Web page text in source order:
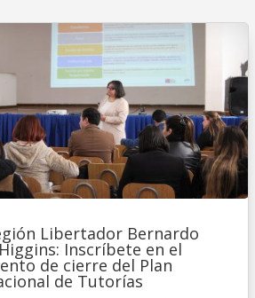
Libertador Bernardo
Inscríbete en el
de cierre del Plan
de Tutorías